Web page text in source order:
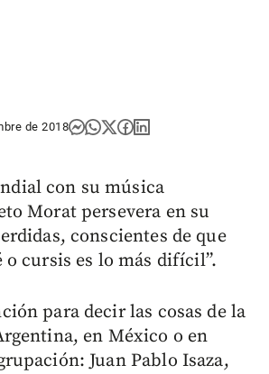
de 2018
con su música
Morat persevera en su
conscientes de que
cursis es lo más difícil”.
para decir las cosas de la
en México o en
Juan Pablo Isaza,